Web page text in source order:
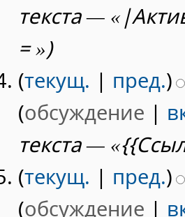
текста —
= »)
(текущ. | пред.)
(обсуждение |
текста —
(текущ. | пред.)
(обсуждение |